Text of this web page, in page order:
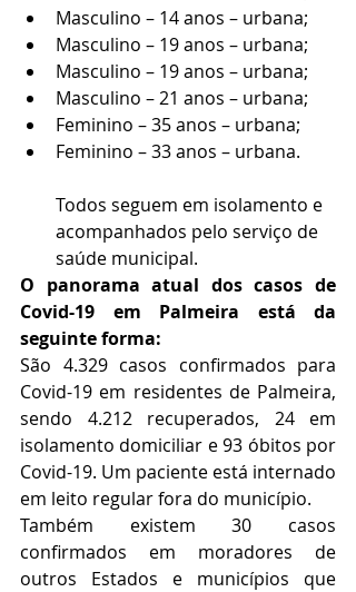
Masculino – 14 anos – urbana;
Masculino – 19 anos – urbana;
Masculino – 19 anos – urbana;
Masculino – 21 anos – urbana;
Feminino – 35 anos – urbana;
Feminino – 33 anos – urbana.
Todos seguem em isolamento e
acompanhados pelo serviço de
saúde municipal.
O panorama atual dos casos de
Covid-19 em Palmeira está da
seguinte forma:
São 4.329 casos confirmados para
Covid-19 em residentes de Palmeira,
sendo 4.212 recuperados, 24 em
isolamento domiciliar e 93 óbitos por
Covid-19. Um paciente está internado
em leito regular fora do município.
Também existem 30 casos
confirmados em moradores de
outros Estados e municípios que